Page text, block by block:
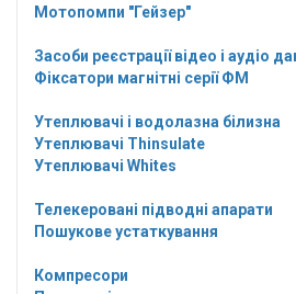
Мотопомпи "Гейзер"
Засоби реєстрації відео і аудіо
Фіксатори магнітні серії ФМ
Утеплювачі і водолазна білизна
Утеплювачі Thinsulate
Утеплювачі Whites
Телекеровані підводні апарати
Пошукове устаткування
Компресори